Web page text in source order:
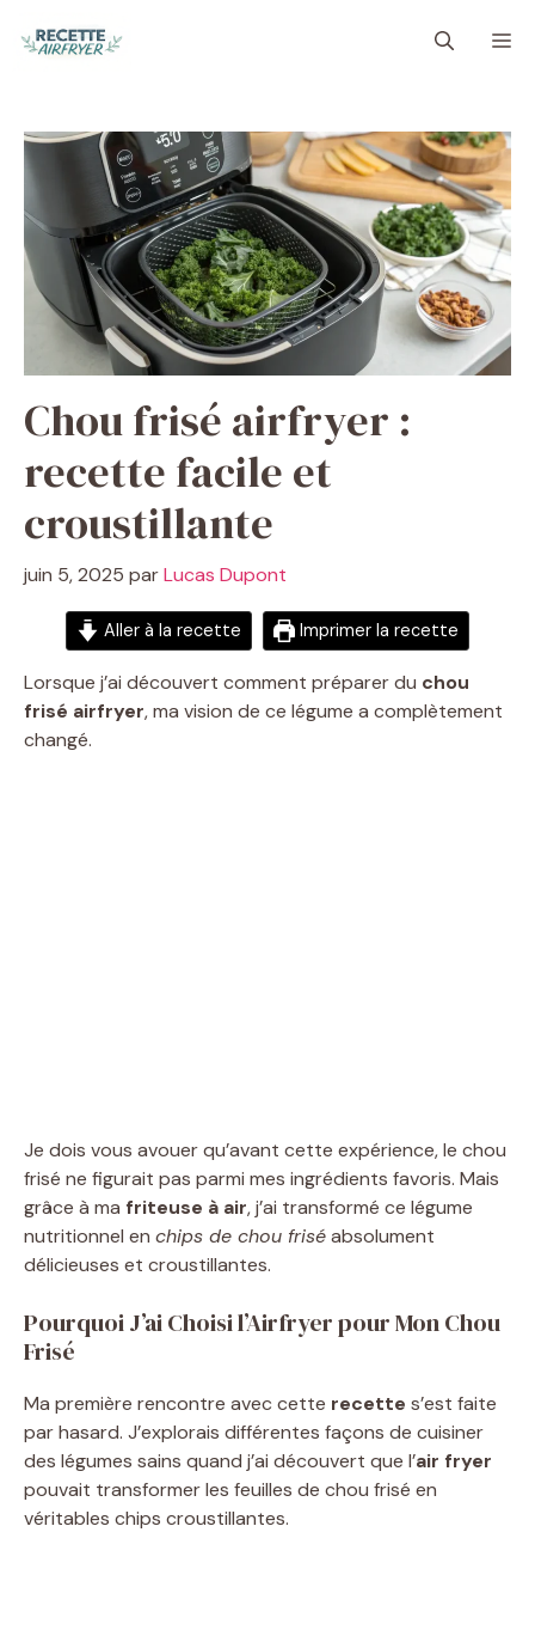
Chou frisé airfryer :
recette facile et
croustillante
juin 5, 2025 parLucas Dupont
Aller à la recette Imprimer la recette
Lorsque j’ai découvert comment préparer du chou
frisé airfryer, ma vision de ce légume a complètement
changé.
Je dois vous avouer qu’avant cette expérience, le chou
frisé ne figurait pas parmi mes ingrédients favoris. Mais
grâce à ma friteuse à air, j’ai transformé ce légume
nutritionnel en chips de chou friséabsolument
délicieuses et croustillantes.
Pourquoi J’ai Choisi l’Airfryer pour Mon Chou
Frisé
Ma première rencontre avec cette recette s’est faite
par hasard. J’explorais différentes façons de cuisiner
des légumes sains quand j’ai découvert que l’air fryer
pouvait transformer les feuilles de chou frisé en
véritables chips croustillantes.